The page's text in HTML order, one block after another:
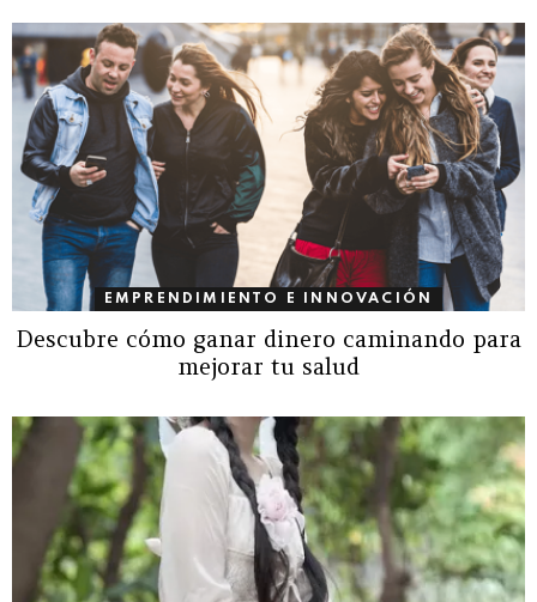
EMPRENDIMIENTO E INNOVACIÓN
Descubre cómo ganar dinero caminando para
mejorar tu salud